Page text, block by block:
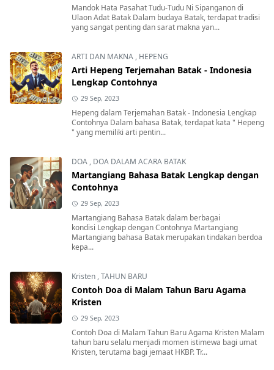
Mandok Hata Pasahat Tudu-Tudu Ni Sipanganon di
Ulaon Adat Batak Dalam budaya Batak, terdapat tradisi
yang sangat penting dan sarat makna yan...
ARTI DAN MAKNA , HEPENG
Arti Hepeng Terjemahan Batak - Indonesia
Lengkap Contohnya
29 Sep, 2023
Hepeng dalam Terjemahan Batak - Indonesia Lengkap
Contohnya Dalam bahasa Batak, terdapat kata " Hepeng
" yang memiliki arti pentin...
DOA , DOA DALAM ACARA BATAK
Martangiang Bahasa Batak Lengkap dengan
Contohnya
29 Sep, 2023
Martangiang Bahasa Batak dalam berbagai
kondisi Lengkap dengan Contohnya Martangiang
Martangiang bahasa Batak merupakan tindakan berdoa
kepa...
Kristen ,TAHUN BARU
Contoh Doa di Malam Tahun Baru Agama
Kristen
29 Sep, 2023
Contoh Doa di Malam Tahun Baru Agama Kristen Malam
tahun baru selalu menjadi momen istimewa bagi umat
Kristen, terutama bagi jemaat HKBP. Tr...